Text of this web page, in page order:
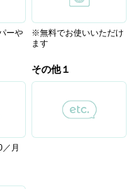
ーや
※無料でお使いいただけ
ます
月
その他１